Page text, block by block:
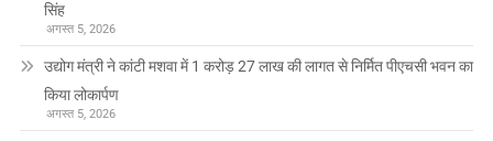
सिंह
अगस्त 5, 2026
उद्योग मंत्री ने कांटी मशवा में 1 करोड़ 27 लाख की लागत से निर्मित पीएचसी भवन का
किया लोकार्पण
अगस्त 5, 2026